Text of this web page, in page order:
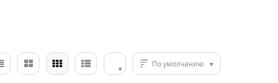
По умолчанию